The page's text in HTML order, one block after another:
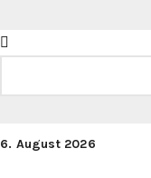
Inhalt
springen
6. August 2026